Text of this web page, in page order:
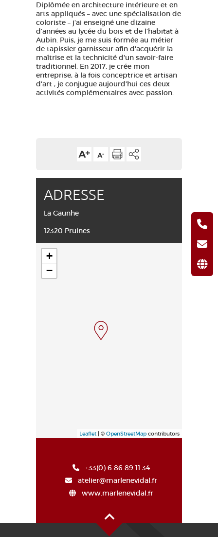
Diplômée en architecture intérieure et en
arts appliqués – avec une spécialisation de
coloriste – j'ai enseigné une dizaine
d'années au lycée du bois et de l'habitat à
Aubin. Puis, je me suis formée au métier
de tapissier garnisseur afin d'acquérir la
maîtrise et la technicité d'un savoir-faire
traditionnel. En 2017, je crée mon
entreprise, à la fois conceptrice et artisan
d'art , je conjugue aujourd'hui ces deux
activités complémentaires avec passion.
ADRESSE
La Gaunhe
12320 Pruines
+
−
Leaflet| © OpenStreetMap contributors
+33(0) 6 86 89 11 34
atelier@marlenevidal.fr
www.marlenevidal.fr